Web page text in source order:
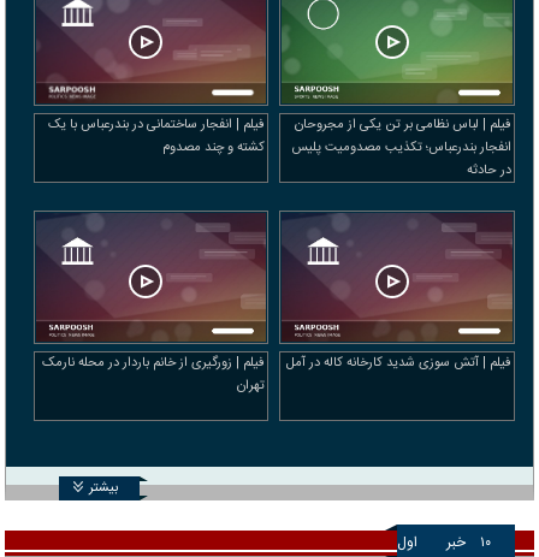
فیلم | لباس نظامی بر تن یکی از مجروحان
انفجار بندرعباس؛ تکذیب مصدومیت پلیس
در حادثه
فیلم | انفجار ساختمانی در بندرعباس با یک
کشته و چند مصدوم
فیلم | آتش سوزی شدید کارخانه کاله در آمل
فیلم | زورگیری از خانم باردار در محله نارمک
تهران
بیشتر
۱۰ خبر اول